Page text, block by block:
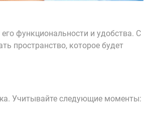
функциональности и удобства. С
пространство, которое будет
Учитывайте следующие моменты: